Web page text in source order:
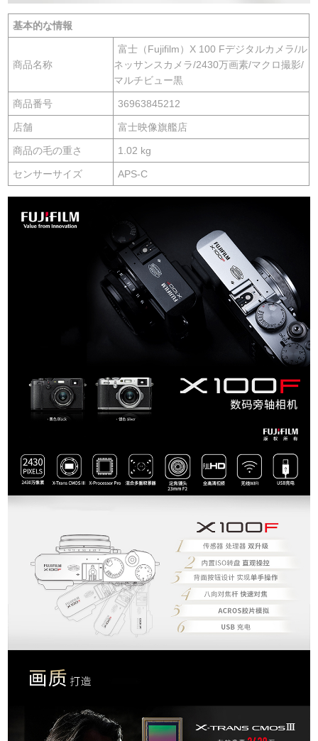
基本的な情報
商品名称
富士（Fujifilm）X 100 Fデジタルカメラ/ル
ネッサンスカメラ/2430万画素/マクロ撮影/
マルチビュー黒
商品番号 36963845212
店舗 富士映像旗艦店
商品の毛の重さ 1.02 kg
センサーサイズ APS-C